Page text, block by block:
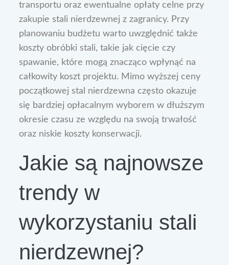
transportu oraz ewentualne opłaty celne przy
zakupie stali nierdzewnej z zagranicy. Przy
planowaniu budżetu warto uwzględnić także
koszty obróbki stali, takie jak cięcie czy
spawanie, które mogą znacząco wpłynąć na
całkowity koszt projektu. Mimo wyższej ceny
początkowej stal nierdzewna często okazuje
się bardziej opłacalnym wyborem w dłuższym
okresie czasu ze względu na swoją trwałość
oraz niskie koszty konserwacji.
Jakie są najnowsze
trendy w
wykorzystaniu stali
nierdzewnej?